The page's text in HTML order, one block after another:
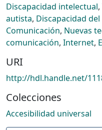
Discapacidad intelectual,
autista, Discapacidad
Comunicación, Nuevas
comunicación, Internet,
URI
http://hdl.handle.net/
Colecciones
Accesibilidad universal